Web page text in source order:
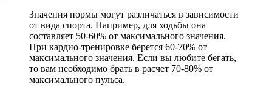
Значения нормы могут различаться в зависимости
от вида спорта. Например, для ходьбы она
составляет 50-60% от максимального значения.
При кардио-тренировке берется 60-70% от
максимального значения. Если вы любите бегать,
то вам необходимо брать в расчет 70-80% от
максимального пульса.